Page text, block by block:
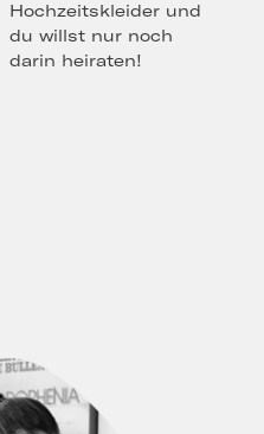
Hochzeitskleider und
du willst nur noch
darin heiraten!